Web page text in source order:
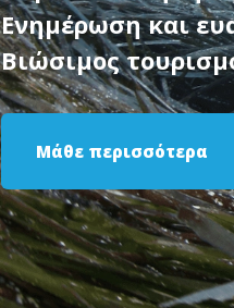
Ενημέρωση και
Βιώσιμος
Μάθε περισσότερα